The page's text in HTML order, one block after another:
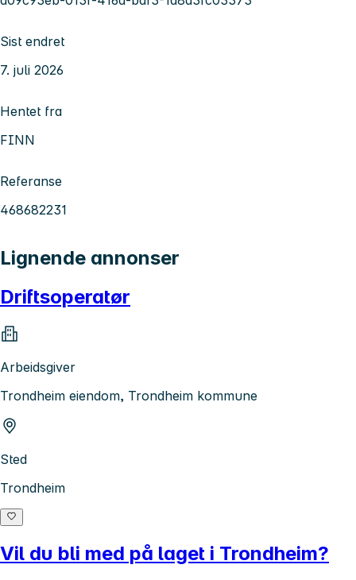
Sist endret
7. juli 2026
Hentet fra
FINN
Referanse
468682231
Lignende annonser
Driftsoperatør
Arbeidsgiver
Trondheim eiendom, Trondheim kommune
Sted
Trondheim
Vil du bli med på laget i Trondheim?